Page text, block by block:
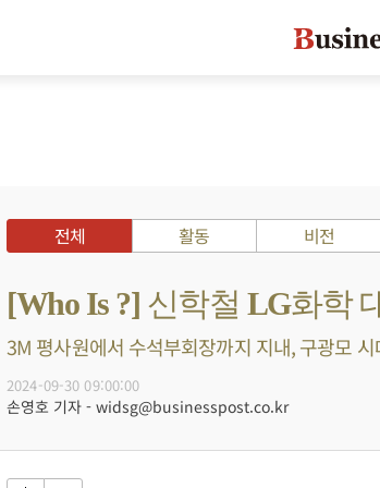
전체 활동 비전
[Who Is ?] 신학철 LG화학
3M 평사원에서 수석부회장까지 지내, 구광모
2024-09-30 09:00:00
손영호 기자 - widsg@businesspost.co.kr